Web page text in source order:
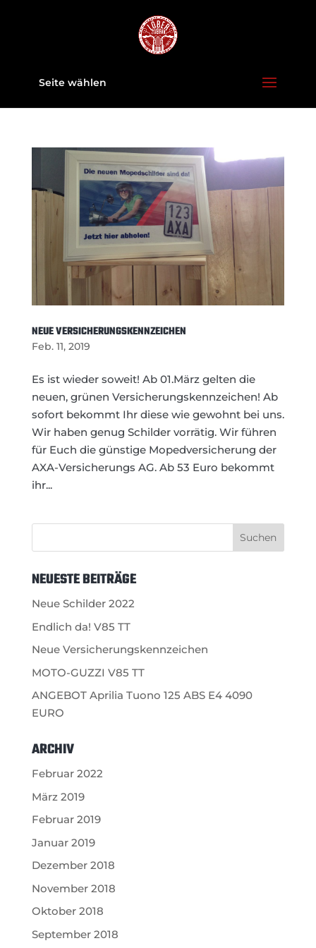
Seite wählen
NEUE VERSICHERUNGSKENNZEICHEN
Feb. 11, 2019
Es ist wieder soweit! Ab 01.März gelten die
neuen, grünen Versicherungskennzeichen! Ab
sofort bekommt Ihr diese wie gewohnt bei uns.
Wir haben genug Schilder vorrätig. Wir führen
für Euch die günstige Mopedversicherung der
AXA-Versicherungs AG. Ab 53 Euro bekommt
ihr...
NEUESTE BEITRÄGE
Neue Schilder 2022
Endlich da! V85 TT
Neue Versicherungskennzeichen
MOTO-GUZZI V85 TT
ANGEBOT Aprilia Tuono 125 ABS E4 4090
EURO
ARCHIV
Februar 2022
März 2019
Februar 2019
Januar 2019
Dezember 2018
November 2018
Oktober 2018
September 2018